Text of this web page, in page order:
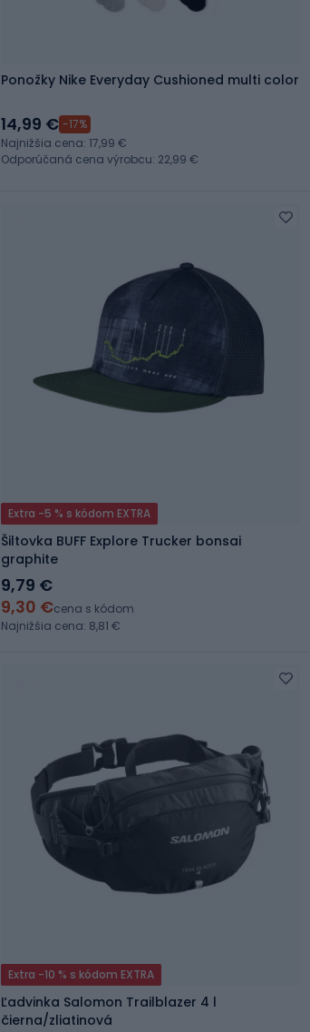
Ponožky Nike Everyday Cushioned multi color
14,99 € -17%
Najnižšia cena: 17,99 €
Odporúčaná cena výrobcu: 22,99 €
Extra -5 % s kódom EXTRA
Šiltovka BUFF Explore Trucker bonsai
graphite
9,79 €
9,30 €cena s kódom
Najnižšia cena: 8,81 €
Extra -10 % s kódom EXTRA
Ľadvinka Salomon Trailblazer 4 l
čierna/zliatinová